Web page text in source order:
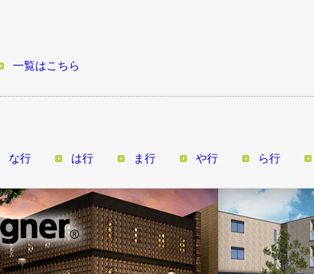
一覧はこちら
な行 は行 ま行 や行 ら行